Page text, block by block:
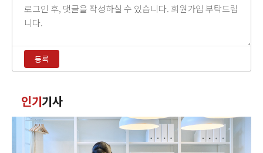
력
등록
글
인기기사